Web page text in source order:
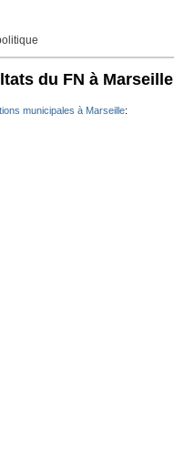
du FN à Marseille
municipales à Marseille: